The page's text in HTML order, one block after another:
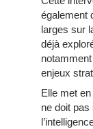
également
larges sur
déjà
enjeux
Elle met
ne doit